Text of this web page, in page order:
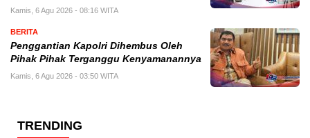
Kamis, 6 Agu 2026 - 08:16 WITA
BERITA
Penggantian Kapolri Dihembus Oleh
Pihak Pihak Terganggu Kenyamanannya
Kamis, 6 Agu 2026 - 03:50 WITA
TRENDING